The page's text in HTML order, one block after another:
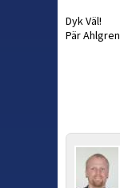
Dyk Väl!
Pär Ahlgren